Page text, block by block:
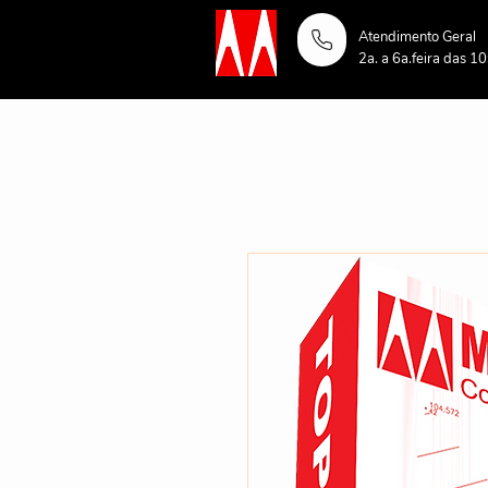
Atendimento Geral
2a. a 6a.feira das